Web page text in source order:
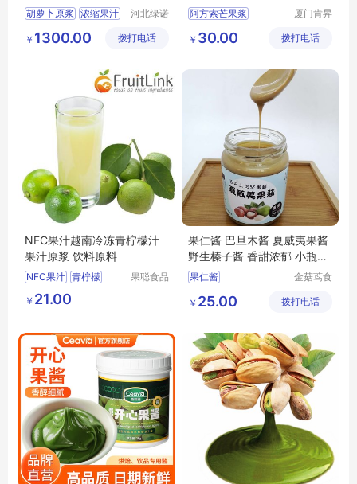
胡萝卜原浆 浓缩果汁
胡萝卜原浆生产厂家
河北绿诺
公司
￥ 1300.00 拨打电话
商用包装
阿方索芒果浆
芒果浆
厦门肯昇
限公司
￥ 30.00 拨打电话
NFC果汁越南冷冻青柠檬汁
果汁原浆 饮料原料
NFC果汁 青柠檬
饮品原料
越南
果聪食品
￥ 21.00
果仁酱 巴旦木酱 夏威夷果酱
野生榛子酱 香甜浓郁 小瓶包
装
果仁酱
金菇茑食
有限责任
￥ 25.00 拨打电话